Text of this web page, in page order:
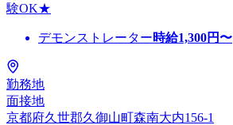
験OK★
デモンストレーター時給1,300円〜
勤務地
面接地
京都府久世郡久御山町森南大内156-1